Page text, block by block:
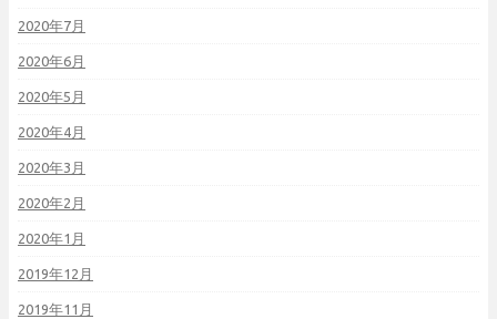
2020年7月
2020年6月
2020年5月
2020年4月
2020年3月
2020年2月
2020年1月
2019年12月
2019年11月